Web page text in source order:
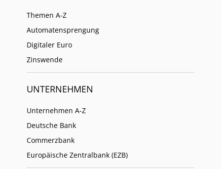
Themen A-Z
Automatensprengung
Digitaler Euro
Zinswende
UNTERNEHMEN
Unternehmen A-Z
Deutsche Bank
Commerzbank
Europäische Zentralbank (EZB)